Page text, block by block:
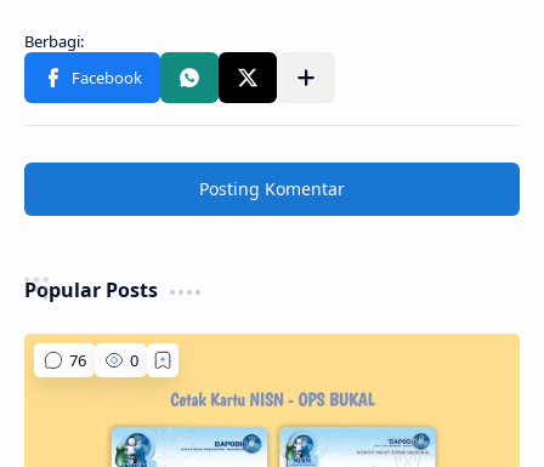
Posting Komentar
Popular Posts